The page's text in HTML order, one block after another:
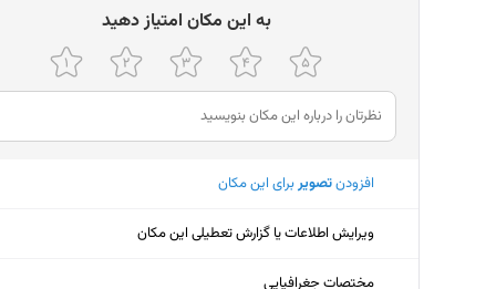
پنجشنبه
۷:۳۰ تا ۱۸
جمعه
شنبه
یکشنبه
ﺑﻪ اﯾﻦ ﻣﮑﺎن اﻣﺘﯿﺎز دﻫﯿﺪ
افزودنتصویربرای این مکان
ویرایش اطلاعات یا گزارش تعطیلی این مکان
مختصات جغرافیایی